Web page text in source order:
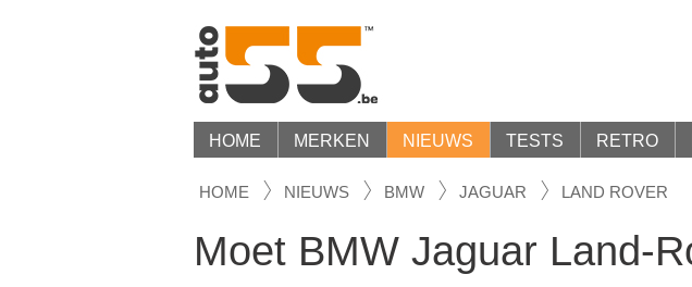
HOME MERKEN NIEUWS TESTS RETRO
HOME NIEUWS BMW JAGUAR LAND ROVER
Moet BMW Jaguar Land-